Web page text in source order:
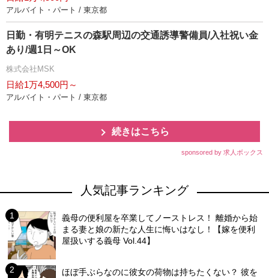
アルバイト・パート / 東京都
日勤・有明テニスの森駅周辺の交通誘導警備員/入社祝い金
あり/週1日～OK
株式会社MSK
日給1万4,500円～
アルバイト・パート / 東京都
続きはこちら
sponsored by 求人ボックス
人気記事ランキング
義母の便利屋を卒業してノーストレス！ 離婚から始
まる妻と娘の新たな人生に悔いはなし！【嫁を便利
屋扱いする義母 Vol.44】
ほぼ手ぶらなのに彼女の荷物は持ちたくない？ 彼を